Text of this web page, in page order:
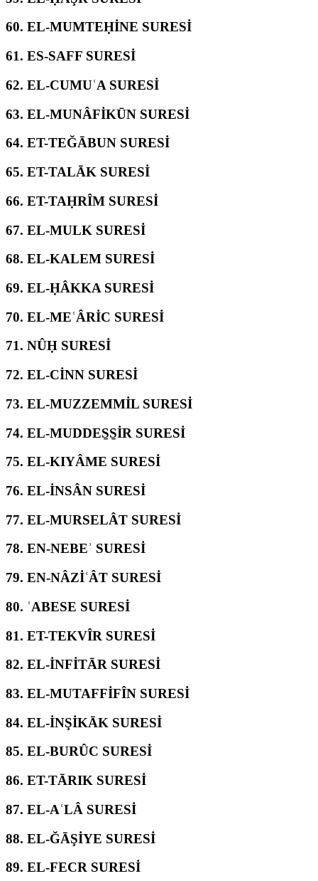
60. EL-MUMTEḤİNE SURESİ
61. ES-SAFF SURESİ
62. EL-CUMUʿA SURESİ
63. EL-MUNÂFİKŪN SURESİ
64. ET-TEĞĀBUN SURESİ
65. ET-TALĀK SURESİ
66. ET-TAḤRÎM SURESİ
67. EL-MULK SURESİ
68. EL-KALEM SURESİ
69. EL-ḤÂKKA SURESİ
70. EL-MEʿÂRİC SURESİ
71. NÛḤ SURESİ
72. EL-CİNN SURESİ
73. EL-MUZZEMMİL SURESİ
74. EL-MUDDES̱S̱İR SURESİ
75. EL-KIYÂME SURESİ
76. EL-İNSÂN SURESİ
77. EL-MURSELÂT SURESİ
78. EN-NEBEʾ SURESİ
79. EN-NÂZİʿÂT SURESİ
80. ʿABESE SURESİ
81. ET-TEKVÎR SURESİ
82. EL-İNFİTĀR SURESİ
83. EL-MUTAFFİFÎN SURESİ
84. EL-İNŞİKĀK SURESİ
85. EL-BURÛC SURESİ
86. ET-TĀRIK SURESİ
87. EL-AʿLÂ SURESİ
88. EL-ĞĀŞİYE SURESİ
89. EL-FECR SURESİ